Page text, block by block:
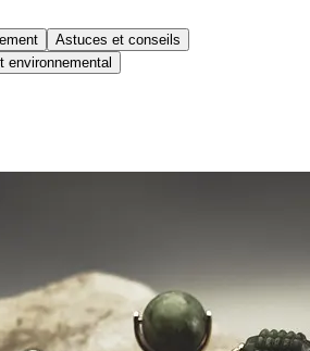
Astuces et conseils
environnemental